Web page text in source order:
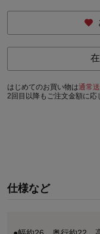
はじめてのお買い物は通常送
2回目以降もご注文金額に応
仕様など